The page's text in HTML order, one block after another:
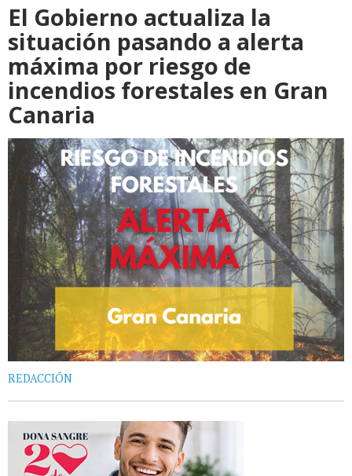
El Gobierno actualiza la
situación pasando a alerta
máxima por riesgo de
incendios forestales en Gran
Canaria
REDACCIÓN